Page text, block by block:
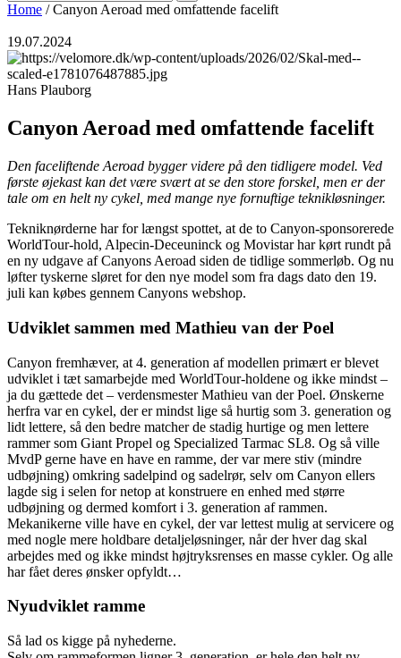
Home /Canyon Aeroad med omfattende facelift
19.07.2024
Hans Plauborg
Canyon Aeroad med omfattende facelift
Den faceliftende Aeroad bygger videre på den tidligere model. Ved
første øjekast kan det være svært at se den store forskel, men er der
tale om en helt ny cykel, med mange nye fornuftige teknikløsninger.
Tekniknørderne har for længst spottet, at de to Canyon-sponsorerede
WorldTour-hold, Alpecin-Deceuninck og Movistar har kørt rundt på
en ny udgave af Canyons Aeroad siden de tidlige sommerløb. Og nu
løfter tyskerne sløret for den nye model som fra dags dato den 19.
juli kan købes gennem Canyons webshop.
Udviklet sammen med Mathieu van der Poel
Canyon fremhæver, at 4. generation af modellen primært er blevet
udviklet i tæt samarbejde med WorldTour-holdene og ikke mindst –
ja du gættede det – verdensmester Mathieu van der Poel. Ønskerne
herfra var en cykel, der er mindst lige så hurtig som 3. generation og
lidt lettere, så den bedre matcher de stadig hurtige og men lettere
rammer som Giant Propel og Specialized Tarmac SL8. Og så ville
MvdP gerne have en have en ramme, der var mere stiv (mindre
udbøjning) omkring sadelpind og sadelrør, selv om Canyon ellers
lagde sig i selen for netop at konstruere en enhed med større
udbøjning og dermed komfort i 3. generation af rammen.
Mekanikerne ville have en cykel, der var lettest mulig at servicere og
med nogle mere holdbare detaljeløsninger, når der hver dag skal
arbejdes med og ikke mindst højtryksrenses en masse cykler. Og alle
har fået deres ønsker opfyldt…
Nyudviklet ramme
Så lad os kigge på nyhederne.